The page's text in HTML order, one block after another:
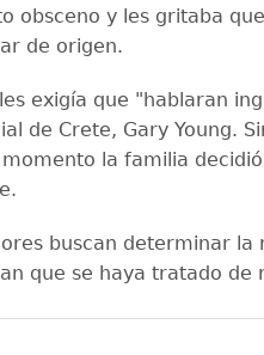
obsceno y les gritaba
de origen.
exigía que "hablaran
de Crete, Gary Young.
la familia
buscan determinar la
que se haya tratado de